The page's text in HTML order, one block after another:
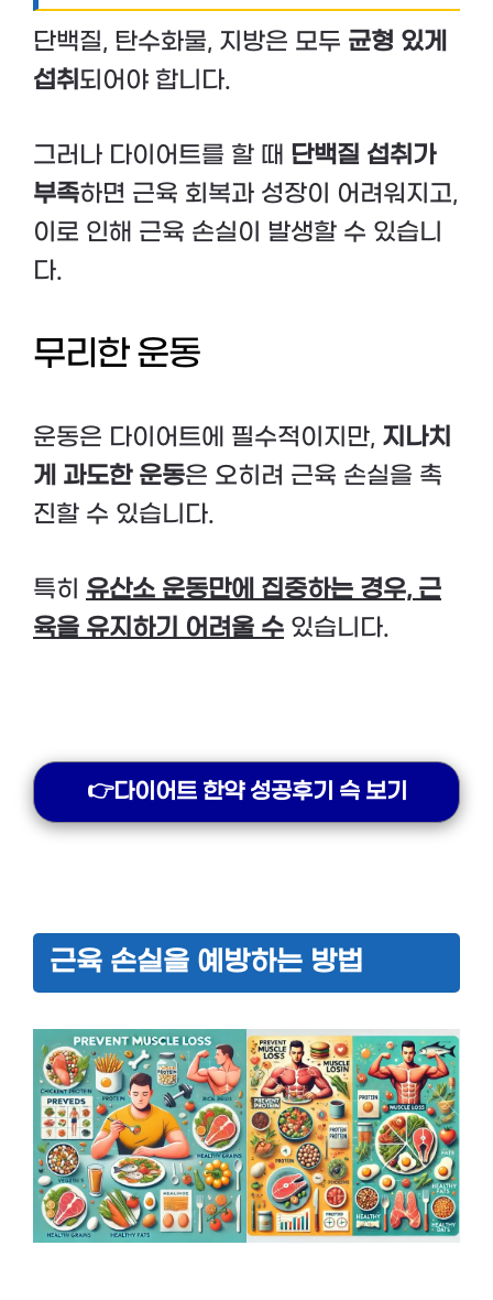
단백질, 탄수화물, 지방은 모두 균형 있게
섭취 되어야 합니다.
그러나 다이어트를 할 때 단백질 섭취가
부족하면 근육 회복과 성장이 어려워지고,
이로 인해 근육 손실이 발생할 수 있습니
다.
무리한 운동
운동은 다이어트에 필수적이지만, 지나치
게 과도한 운동은 오히려 근육 손실을 촉
진할 수 있습니다.
특히 유산소 운동만에 집중하는 경우, 근
육을 유지하기 어려울 수 있습니다.
👉다이어트 한약 성공후기 슥 보기
근육 손실을 예방하는 방법